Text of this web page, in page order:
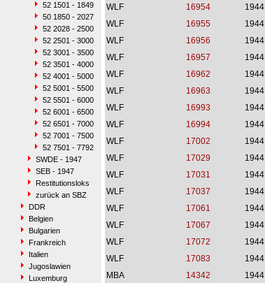
52 1501 - 1849
50 1850 - 2027
52 2028 - 2500
52 2501 - 3000
52 3001 - 3500
52 3501 - 4000
52 4001 - 5000
52 5001 - 5500
52 5501 - 6000
52 6001 - 6500
52 6501 - 7000
52 7001 - 7500
52 7501 - 7792
SWDE - 1947
SEB - 1947
Restitutionsloks
zurück an SBZ
DDR
Belgien
Bulgarien
Frankreich
Italien
Jugoslawien
Luxemburg
WLF
16954 1944
WLF
16955 1944
WLF
16956 1944
WLF
16957 1944
WLF
16962 1944
WLF
16963 1944
WLF
16993 1944
WLF
16994 1944
WLF
17002 1944
WLF
17029 1944
WLF
17031 1944
WLF
17037 1944
WLF
17061 1944
WLF
17067 1944
WLF
17072 1944
WLF
17083 1944
MBA
14342 1944